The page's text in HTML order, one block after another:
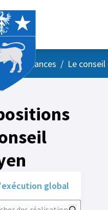
principal
Vos instances / Le
global
des réalisations